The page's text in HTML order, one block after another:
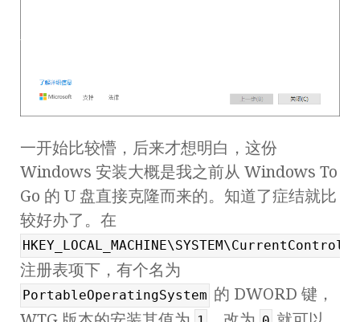
一开始比较懵，后来才想明白，这份
Windows 安装大概是我之前从 Windows To
Go 的 U 盘直接克隆而来的。知道了症结就比
较好办了。在
注册表项下，有个名为
PortableOperatingSystem 的 DWORD 键，